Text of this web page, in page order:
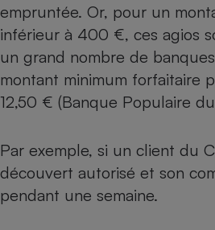
empruntée. Or, pour un
inférieur à 400 €, ces agios
un grand nombre de
montant minimum forfaitaire
12,50 € (Banque Populaire
Par exemple, si un client du
découvert autorisé et son
pendant une semaine.